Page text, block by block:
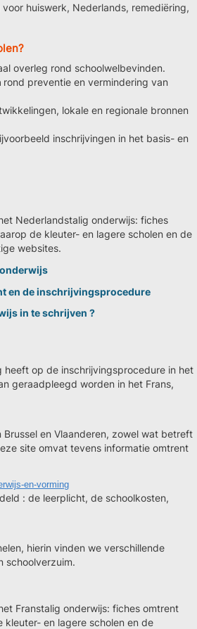
huiswerk, Nederlands, remediëring,
overleg rond schoolwelbevinden.
rond preventie en vermindering van
lokale en regionale bronnen
inschrijvingen in het basis- en
Nederlandstalig onderwijs: fiches
de kleuter- en lagere scholen en de
websites.
en de inschrijvingsprocedure
in te schrijven ?
op de inschrijvingsprocedure in het
geraadpleegd worden in het Frans,
en Vlaanderen, zowel wat betreft
site omvat tevens informatie omtrent
en-vorming
: de leerplicht, de schoolkosten,
hierin vinden we verschillende
schoolverzuim.
Franstalig onderwijs: fiches omtrent
kleuter- en lagere scholen en de